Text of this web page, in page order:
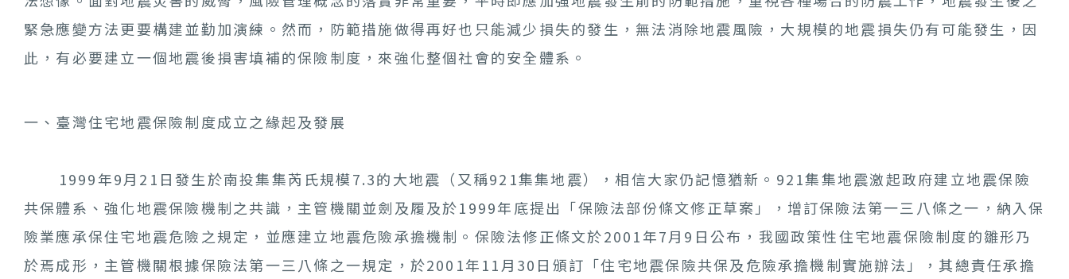
緊急應變方法更要構建並勤加演練。然而，防範措施做得再好也只能減少損失的發生，無法消除地震風險，大規模的地震損失仍有可能發生，因
此，有必要建立一個地震後損害填補的保險制度，來強化整個社會的安全體系。
一、臺灣住宅地震保險制度成立之緣起及發展
1999年9月21日發生於南投集集芮氏規模7.3的大地震（又稱921集集地震），相信大家仍記憶猶新。921集集地震激起政府建立地震保險
共保體系、強化地震保險機制之共識，主管機關並劍及履及於1999年底提出「保險法部份條文修正草案」，增訂保險法第一三八條之一，納入保
險業應承保住宅地震危險之規定，並應建立地震危險承擔機制。保險法修正條文於2001年7月9日公布，我國政策性住宅地震保險制度的雛形乃
於焉成形，主管機關根據保險法第一三八條之一規定，於2001年11月30日頒訂「住宅地震保險共保及危險承擔機制實施辦法」，其總責任承擔